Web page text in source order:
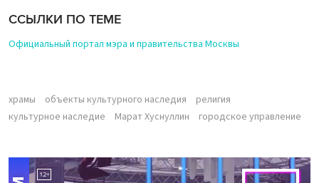
ССЫЛКИ ПО ТЕМЕ
Официальный портал мэра и правительства Москвы
храмы объекты культурного наследия
религия
культурное наследие
Марат Хуснуллин городское управление